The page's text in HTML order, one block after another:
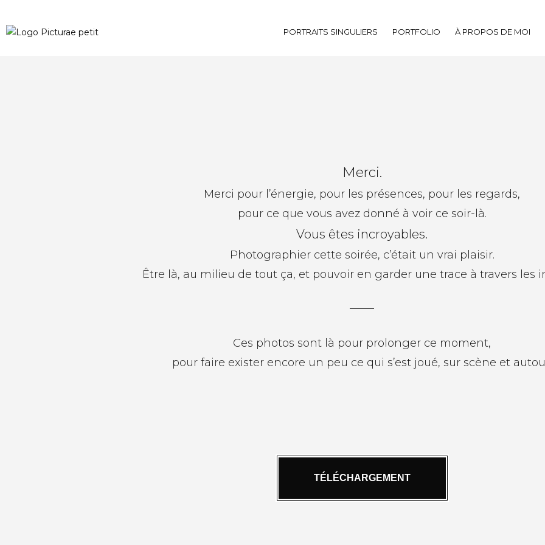
PORTRAITS SINGULIERS PORTFOLIO À PROPOS DE MOI
Merci.
Merci pour l’énergie, pour les présences, pour les regards,
pour ce que vous avez donné à voir ce soir-là.
Vous êtes incroyables.
Photographier cette soirée, c’était un vrai plaisir.
Être là, au milieu de tout ça, et pouvoir en garder une trace à travers les
Ces photos sont là pour prolonger ce moment,
pour faire exister encore un peu ce qui s’est joué, sur scène et
TÉLÉCHARGEMENT